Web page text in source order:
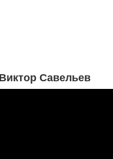
Савельев